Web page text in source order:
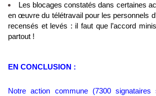
Les blocages constatés dans certaines
en œuvre du télétravail pour les personnels
recensés et levés : il faut que l’accord
partout !
EN CONCLUSION :
Notre action commune (7300